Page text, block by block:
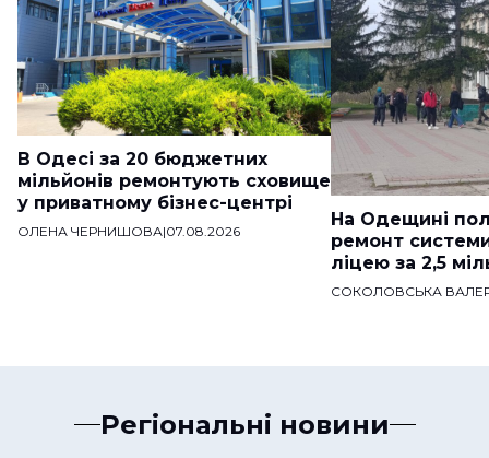
В Одесі за 20 бюджетних
мільйонів ремонтують сховище
у приватному бізнес-центрі
ОЛЕНА ЧЕРНИШОВА|07.08.2026
На Одещині
ремонт
ліцею за 2,5
СОКОЛОВСЬКА
Регіональні новини